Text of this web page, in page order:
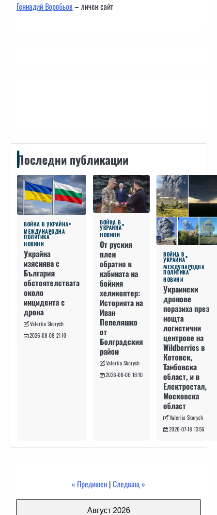
Геннадий Воробьов– личен сайт
Последни публикации
ВОЙНА В УКРАЙНА
МЕЖДУНАРОДНА
ПОЛИТИКА
НОВИНИ
Украйна
изяснява с
България
обстоятелствата
около
инцидента с
дрона
Valeriia Skorych
2026-08-08 21:10
ВОЙНА В
УКРАЙНА
НОВИНИ
От руския
плен
обратно в
кабината на
бойния
хеликоптер:
Историята на
Иван
Пепеляшко
от
Болградския
район
Valeriia Skorych
2026-08-06 18:10
ВОЙНА В
УКРАЙНА
МЕЖДУНАРОДНА
ПОЛИТИКА
НОВИНИ
Украински
дронове
поразиха през
нощта
логистични
центрове на
Wildberries в
Котовск,
Тамбовска
област, и в
Електростал,
Московска
област
Valeriia Skorych
2026-07-18 13:56
« Предишен | Следващ »
Август 2026